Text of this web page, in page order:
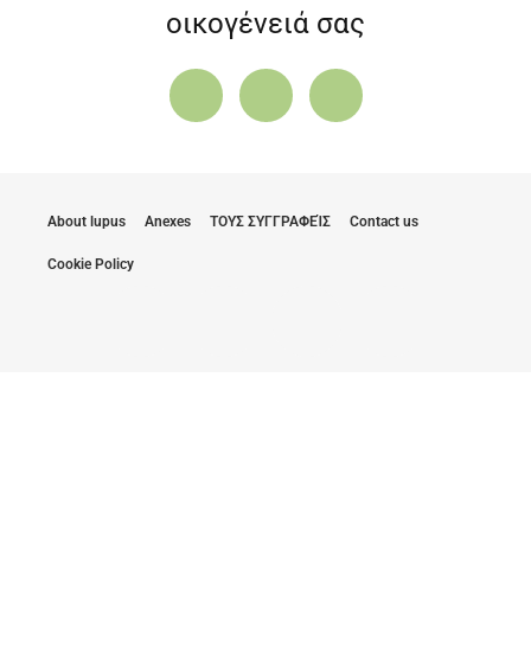
οικογένειά σας
About lupus Anexes ΤΟΥΣ ΣΥΓΓΡΑΦΕΊΣ Contact us
Cookie Policy